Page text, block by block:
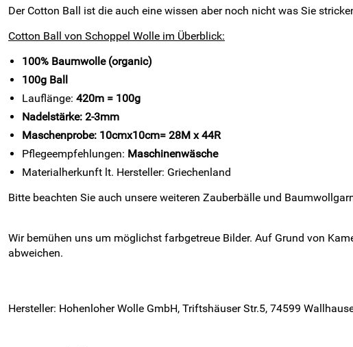
Der Cotton Ball ist die auch eine wissen aber noch nicht was Sie
Cotton Ball von Schoppel Wolle im Überblick:
100% Baumwolle (organic)
100g Ball
Lauflänge: 420m = 100g
Nadelstärke: 2-3mm
Maschenprobe: 10cmx10cm= 28M x 44R
Pflegeempfehlungen: Maschinenwäsche
Materialherkunft lt. Hersteller: Griechenland
Bitte beachten Sie auch unsere weiteren Zauberbälle und
Wir bemühen uns um möglichst farbgetreue Bilder. Auf Grund von
abweichen.
Hersteller: Hohenloher Wolle GmbH, Triftshäuser Str.5, 74599